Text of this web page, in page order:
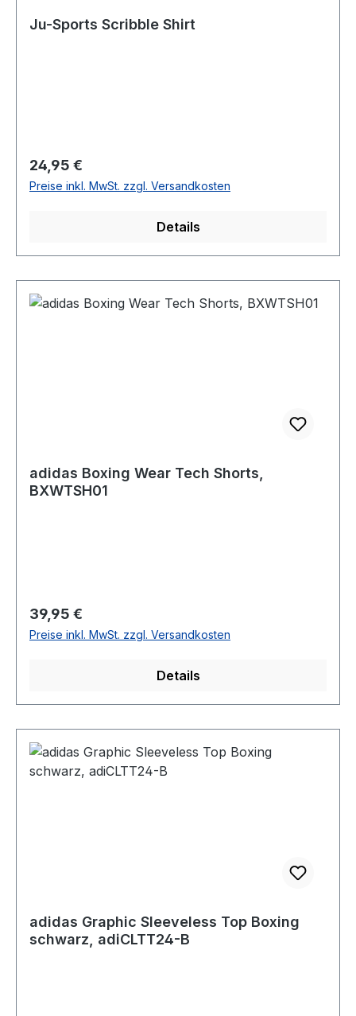
Ju-Sports Scribble Shirt
Regulärer Preis:
24,95 €
Preise inkl. MwSt. zzgl. Versandkosten
Details
adidas Boxing Wear Tech Shorts,
BXWTSH01
Regulärer Preis:
39,95 €
Preise inkl. MwSt. zzgl. Versandkosten
Details
adidas Graphic Sleeveless Top Boxing
schwarz, adiCLTT24-B